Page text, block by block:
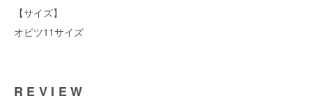
【サイズ】
オビツ11サイズ
REVIEW